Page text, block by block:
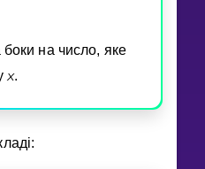
на число, яке
x.